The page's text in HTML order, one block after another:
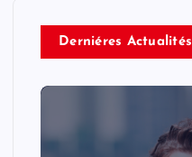
Derniéres Actualités